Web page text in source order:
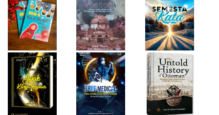
Isty Daiyah
Jejak Karya Impian
Firda Umayah
True Medical,
Bukan Sekadar
Buku Medis
Haifa Eimaan
The Untold
History of
Ottoman
Desi Wulan Sari
Refleksi Histori
dan Inspirasi
Generasi di Masa
Pandemi
“Achieving the
Impossible”
Firda Umayah
Sur'atul Badihah,
Panduan Berpikir
Cepat dan
Produktif
Sartinah
Rempaka
Literasiku